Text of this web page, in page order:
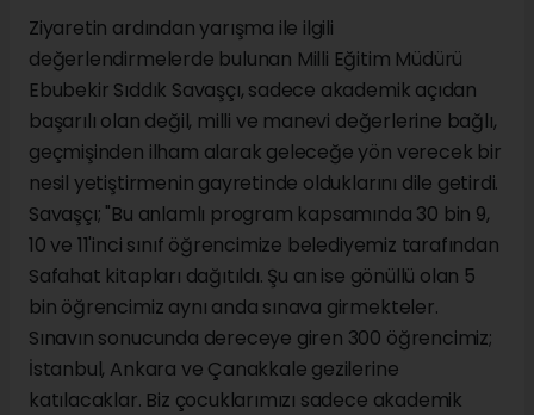
Ziyaretin ardından yarışma ile ilgili
değerlendirmelerde bulunan Milli Eğitim Müdürü
Ebubekir Sıddık Savaşçı, sadece akademik açıdan
başarılı olan değil, milli ve manevi değerlerine bağlı,
geçmişinden ilham alarak geleceğe yön verecek bir
nesil yetiştirmenin gayretinde olduklarını dile getirdi.
Savaşçı; "Bu anlamlı program kapsamında 30 bin 9,
10 ve 11'inci sınıf öğrencimize belediyemiz tarafından
Safahat kitapları dağıtıldı. Şu an ise gönüllü olan 5
bin öğrencimiz aynı anda sınava girmekteler.
Sınavın sonucunda dereceye giren 300 öğrencimiz;
İstanbul, Ankara ve Çanakkale gezilerine
katılacaklar. Biz çocuklarımızı sadece akademik